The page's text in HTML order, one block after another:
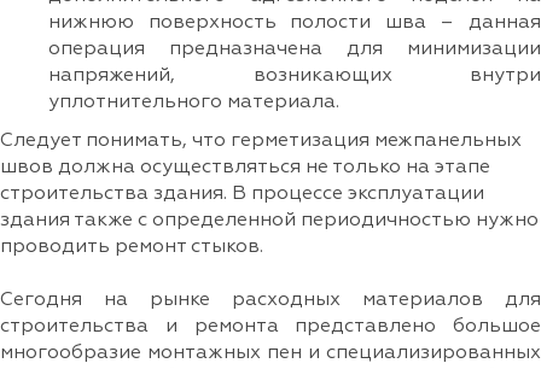
нижнюю поверхность полости шва – данная
операция предназначена для минимизации
напряжений, возникающих внутри
уплотнительного материала.
Следует понимать, что герметизация межпанельных
швов должна осуществляться не только на этапе
строительства здания. В процессе эксплуатации
здания также с определенной периодичностью нужно
проводить ремонт стыков.
Сегодня на рынке расходных материалов для
строительства и ремонта представлено большое
многообразие монтажных пен и специализированных